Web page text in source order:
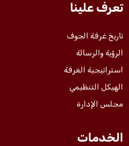
مشاريع الغرفة
تعرف علينا
تاريخ غرفة الجوف
الرؤية والرسالة
استراتيجية الغرفة
الهيكل التنظيمي
مجلس الإدارة
الخدمات